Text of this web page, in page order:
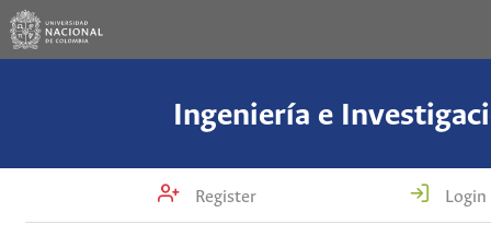
Ingeniería e
Register Login